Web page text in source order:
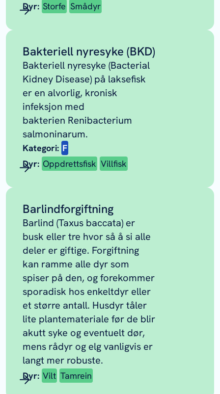
Dyr: Storfe Smådyr
Bakteriell nyresyke (BKD)
Bakteriell nyresyke (Bacterial
Kidney Disease) på laksefisk
er en alvorlig, kronisk
infeksjon med
bakterien Renibacterium
salmoninarum.
Kategori: F
Dyr: Oppdrettsfisk Villfisk
Barlindforgiftning
Barlind (Taxus baccata) er
busk eller tre hvor så å si alle
deler er giftige. Forgiftning
kan ramme alle dyr som
spiser på den, og forekommer
sporadisk hos enkeltdyr eller
et større antall. Husdyr tåler
lite plantemateriale før de blir
akutt syke og eventuelt dør,
mens rådyr og elg vanligvis er
langt mer robuste.
Dyr: Vilt Tamrein